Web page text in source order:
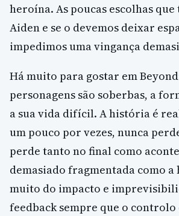
heroína. As poucas escolhas
Aiden e se o devemos deixar
impedimos uma vingança
Há muito para gostar em
personagens são soberbas, a
a sua vida difícil. A história é
um pouco por vezes, nunca
perde tanto no final como
demasiado fragmentada como
muito do impacto e
feedback sempre que o